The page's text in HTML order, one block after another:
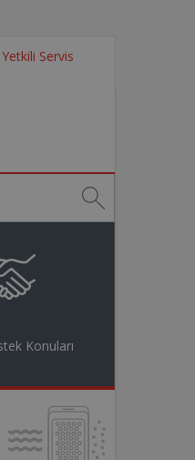
Yetkili Servis
Konuları